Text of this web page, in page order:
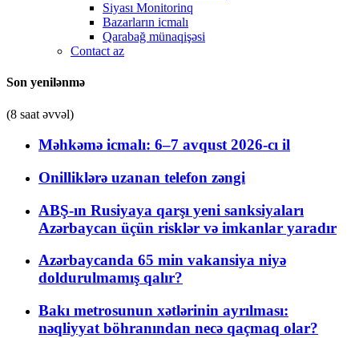
Siyası Monitorinq
Bazarların icmalı
Qarabağ münaqişəsi
Contact az
Son yenilənmə
(8 saat əvvəl)
Məhkəmə icmalı: 6–7 avqust 2026-cı il
Onilliklərə uzanan telefon zəngi
ABŞ-ın Rusiyaya qarşı yeni sanksiyaları
Azərbaycan üçün risklər və imkanlar yaradır
Azərbaycanda 65 min vakansiya niyə
doldurulmamış qalır?
Bakı metrosunun xətlərinin ayrılması:
nəqliyyat böhranından necə qaçmaq olar?